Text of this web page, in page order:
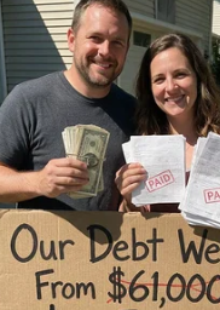
vụ tấn công 11/
người Mỹ
gặp một nụ cười hay
đã từng xảy ra vụ tấn
mạng, dù sự kiện đã